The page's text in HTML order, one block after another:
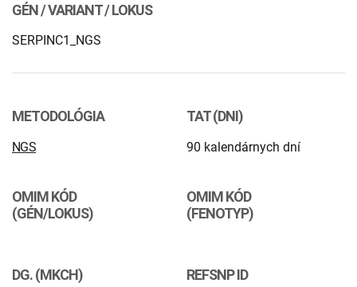
Human papillomavirus (HPV)
GÉN / VARIANT / LOKUS
SERPINC1_NGS
METODOLÓGIA
NGS
TAT (DNI)
90 kalendárnych dní
OMIM KÓD
(GÉN/LOKUS)
OMIM KÓD
(FENOTYP)
DG. (MKCH) REFSNP ID